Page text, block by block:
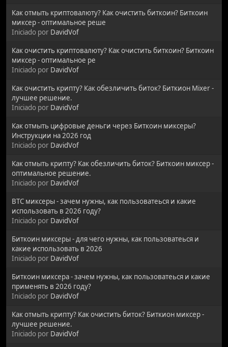
Как отмыть криптовалюту? Как очистить биткоин? Биткоин
миксер - оптимальное реше
Iniciado por DavidVof
Как очистить криптовалюту? Как очистить биткоин? Биткоин
миксер - оптимальное ре
Iniciado por DavidVof
Как очистить крипту? Как обезличить биток? Биткион Mixer -
лучшее решение.
Iniciado por DavidVof
Как отмыть цифровые деньги через Биткоин миксеры?
Инструкции на 2026 год
Iniciado por DavidVof
Как отмыть крипту? Как обезличить биток? Биткоин миксер -
оптимальное решение.
Iniciado por DavidVof
BTC миксеры - зачем нужны, как пользоватеься и какие
использовать в 2026 году?
Iniciado por DavidVof
Биткоин миксеры - для чего нужны, как пользоватеься и
какие использовать в 2026
Iniciado por DavidVof
Биткоин миксера - зачем нужны, как пользоватеься и какие
применять в 2026 году?
Iniciado por DavidVof
Как отмыть крипту? Как очистить биток? Биткион миксер -
лучшее решение.
Iniciado por DavidVof